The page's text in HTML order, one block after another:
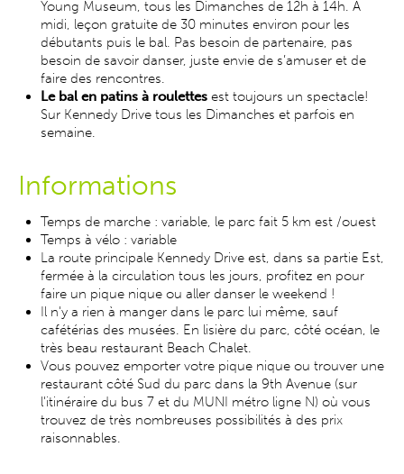
Young Museum, tous les Dimanches de 12h à 14h. A
midi, leçon gratuite de 30 minutes environ pour les
débutants puis le bal. Pas besoin de partenaire, pas
besoin de savoir danser, juste envie de s’amuser et de
faire des rencontres.
Le bal en patins à roulettes est toujours un spectacle!
Sur Kennedy Drive tous les Dimanches et parfois en
semaine.
Informations
Temps de marche : variable, le parc fait 5 km est /ouest
Temps à vélo : variable
La route principale Kennedy Drive est, dans sa partie Est,
fermée à la circulation tous les jours, profitez en pour
faire un pique nique ou aller danser le weekend !
Il n'y a rien à manger dans le parc lui même, sauf
cafétérias des musées. En lisière du parc, côté océan, le
très beau restaurant Beach Chalet.
Vous pouvez emporter votre pique nique ou trouver une
restaurant côté Sud du parc dans la 9th Avenue (sur
l'itinéraire du bus 7 et du MUNI métro ligne N) où vous
trouvez de très nombreuses possibilités à des prix
raisonnables.